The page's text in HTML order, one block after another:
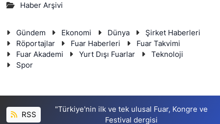
Haber Arşivi
Gündem Ekonomi Dünya
Şirket Haberleri
Röportajlar
Fuar Haberleri
Fuar Takvimi
Fuar Akademi
Yurt Dışı Fuarlar
Teknoloji
Spor
RSS
"Türkiye'nin ilk ve tek ulusal Fuar, Kongre ve
Festival dergisi